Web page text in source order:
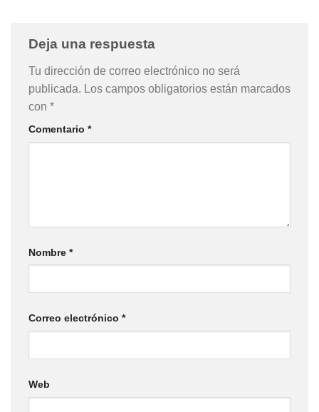
Deja una respuesta
Tu dirección de correo electrónico no será
publicada. Los campos obligatorios están marcados
con *
Comentario *
Nombre *
Correo electrónico *
Web